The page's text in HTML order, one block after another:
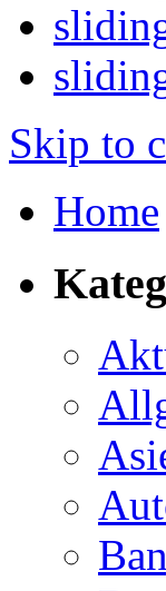
Skip to
Home